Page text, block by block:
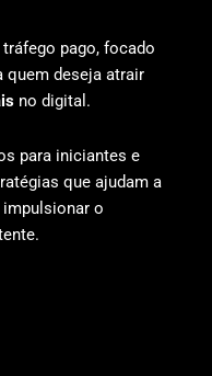
pago, focado
quem deseja atrair
no digital.
para iniciantes e
que ajudam a
impulsionar o